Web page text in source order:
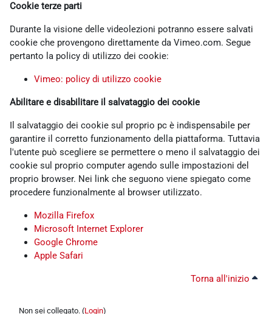
Cookie terze parti
Durante la visione delle videolezioni potranno essere salvati
cookie che provengono direttamente da Vimeo.com. Segue
pertanto la policy di utilizzo dei cookie:
Vimeo: policy di utilizzo cookie
Abilitare e disabilitare il salvataggio dei cookie
Il salvataggio dei cookie sul proprio pc è indispensabile per
garantire il corretto funzionamento della piattaforma. Tuttavia
l'utente può scegliere se permettere o meno il salvataggio dei
cookie sul proprio computer agendo sulle impostazioni del
proprio browser. Nei link che seguono viene spiegato come
procedere funzionalmente al browser utilizzato.
Mozilla Firefox
Microsoft Internet Explorer
Google Chrome
Apple Safari
Torna all'inizio
Non sei collegato. (Login)